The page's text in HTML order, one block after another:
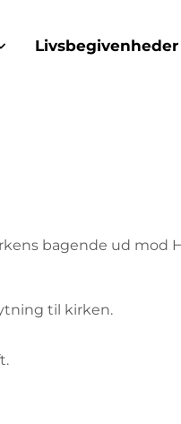
Livsbegivenheder
bagende ud mod
til kirken.